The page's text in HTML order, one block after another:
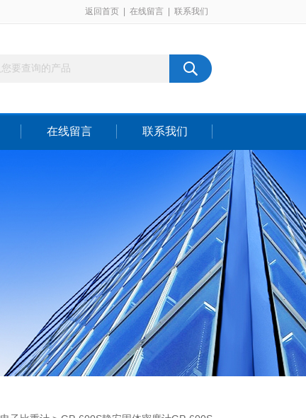
返回首页 在线留言 联系我们
在线留言 联系我们